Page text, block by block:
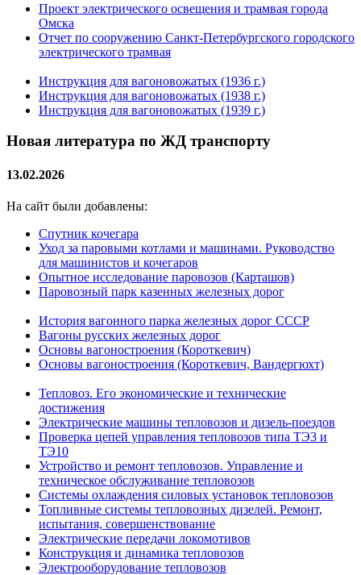
Проект электрического освещения и трамвая города
Омска
Отчет по сооружению Санкт-Петербургского городского
электрического трамвая
Инструкция для вагоновожатых (1936 г.)
Инструкция для вагоновожатых (1938 г.)
Инструкция для вагоновожатых (1939 г.)
Новая литература по ЖД транспорту
13.02.2026
На сайт были добавлены:
Спутник кочегара
Уход за паровыми котлами и машинами. Руководство
для машинистов и кочегаров
Опытное исследование паровозов (Карташов)
Паровозный парк казенных железных дорог
История вагонного парка железных дорог СССР
Вагоны русских железных дорог
Основы вагоностроения (Короткевич)
Основы вагоностроения (Короткевич, Вандергюхт)
Тепловоз. Его экономические и технические
достижения
Электрические машины тепловозов и дизель-поездов
Проверка цепей управления тепловозов типа ТЭ3 и
ТЭ10
Устройство и ремонт тепловозов. Управление и
техническое обслуживание тепловозов
Системы охлаждения силовых установок тепловозов
Топливные системы тепловозных дизелей. Ремонт,
испытания, совершенствование
Электрические передачи локомотивов
Конструкция и динамика тепловозов
Электрооборудование тепловозов